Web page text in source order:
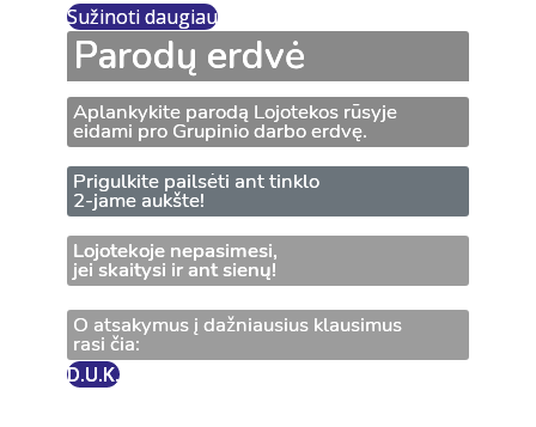
Sužinoti daugiau
Parodų erdvė
Aplankykite parodą Lojotekos rūsyje
eidami pro Grupinio darbo erdvę.
Prigulkite pailsėti ant tinklo
2-jame aukšte!
Lojotekoje nepasimesi,
jei skaitysi ir ant sienų!
O atsakymus į dažniausius klausimus
rasi čia:
D.U.K.